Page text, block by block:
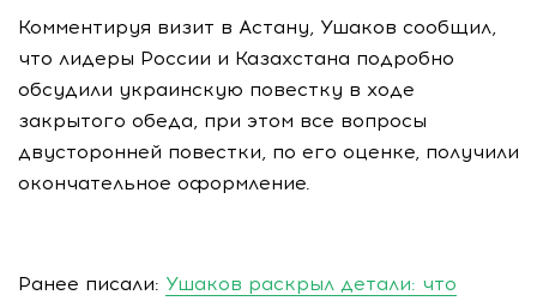
Комментируя визит в Астану, Ушаков сообщил,
что лидеры России и Казахстана подробно
обсудили украинскую повестку в ходе
закрытого обеда, при этом все вопросы
двусторонней повестки, по его оценке, получили
окончательное оформление.
Ранее писали: Ушаков раскрыл детали: что